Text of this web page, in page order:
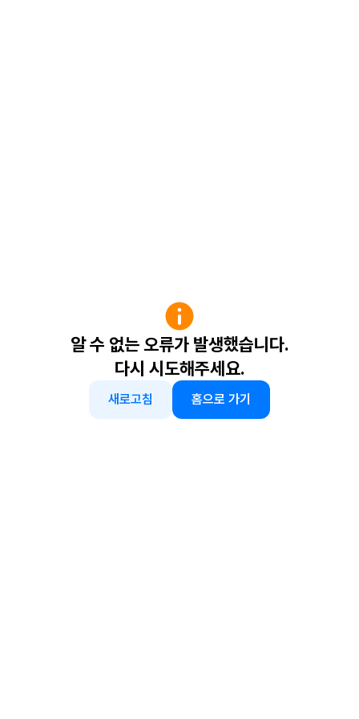
알 수 없는 오류가 발생했습니다.
다시 시도해주세요.
새로고침 홈으로 가기